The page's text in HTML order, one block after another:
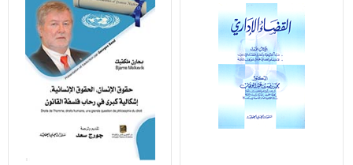
حلي
عناية
بالذات
أطفال
عن
الشركة
الشركة
فيديوهات
أسئلة
حسابك
الأمنيات
التسوق